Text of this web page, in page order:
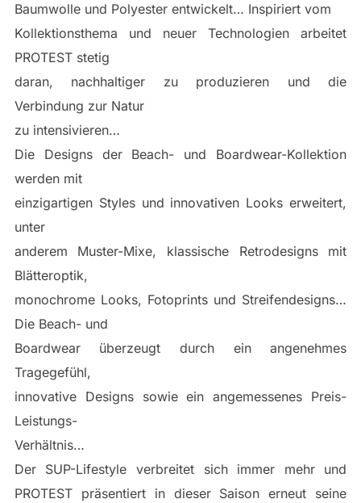
Baumwolle und Polyester entwickelt… Inspiriert vom
Kollektionsthema und neuer Technologien arbeitet
PROTEST stetig
daran, nachhaltiger zu produzieren und die
Verbindung zur Natur
zu intensivieren…
Die Designs der Beach- und Boardwear-Kollektion
werden mit
einzigartigen Styles und innovativen Looks erweitert,
unter
anderem Muster-Mixe, klassische Retrodesigns mit
Blätteroptik,
monochrome Looks, Fotoprints und Streifendesigns…
Die Beach- und
Boardwear überzeugt durch ein angenehmes
Tragegefühl,
innovative Designs sowie ein angemessenes Preis-
Leistungs-
Verhältnis…
Der SUP-Lifestyle verbreitet sich immer mehr und
PROTEST präsentiert in dieser Saison erneut seine